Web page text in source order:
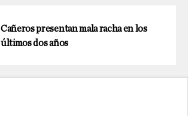
Cañeros presentan mala racha en los
últimos dos años